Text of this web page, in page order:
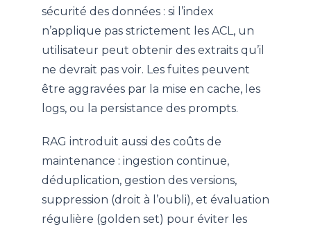
sécurité des données : si l’index
n’applique pas strictement les ACL, un
utilisateur peut obtenir des extraits qu’il
ne devrait pas voir. Les fuites peuvent
être aggravées par la mise en cache, les
logs, ou la persistance des prompts.
RAG introduit aussi des coûts de
maintenance : ingestion continue,
déduplication, gestion des versions,
suppression (droit à l’oubli), et évaluation
régulière (golden set) pour éviter les